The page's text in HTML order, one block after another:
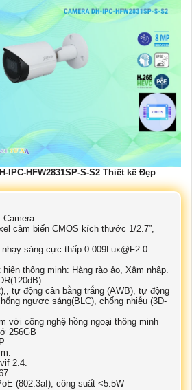
IPC-HFW2831SP-S-S2 Thiết kế Đẹp
Camera
cảm biến CMOS kích thước 1/2.7”,
sáng cực thấp 0.009Lux@F2.0.
thông minh: Hàng rào ảo, Xâm nhập.
tự động cân bằng trắng (AWB), tự động
ngược sáng(BLC), chống nhiễu (3D-
với công nghệ hồng ngoại thông minh
256GB
2.4.
(802.3af), công suất <5.5W